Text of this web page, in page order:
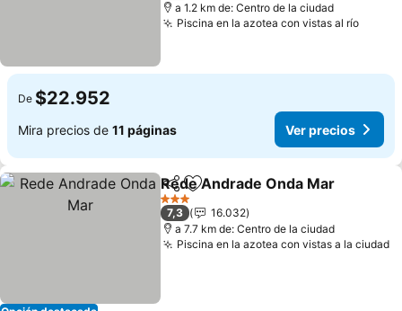
a 1.2 km de: Centro de la ciudad
Piscina en la azotea con vistas al río
De $22.952
Mira precios de 11 páginas Ver precios
CompartirAgregar a favoritos
Rede Andrade Onda Mar
3 Estrellas
7,3
16.032
a 7.7 km de: Centro de la ciudad
Piscina en la azotea con vistas a la ciudad